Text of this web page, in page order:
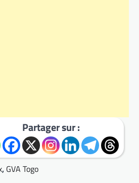
Partager sur :
, GVA Togo